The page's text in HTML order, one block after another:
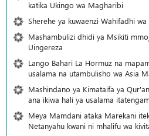
katika Ukingo wa Magharibi
Sherehe ya kuwaenzi Wahifadhi
Mashambulizi dhidi ya Msikiti
Uingereza
Lango Bahari La Hormuz na
usalama na utambulisho wa Asia
Mashindano ya Kimataifa ya
ana ikiwa hali ya usalama
Meya Mamdani ataka Marekani
Netanyahu kwani ni mhalifu wa